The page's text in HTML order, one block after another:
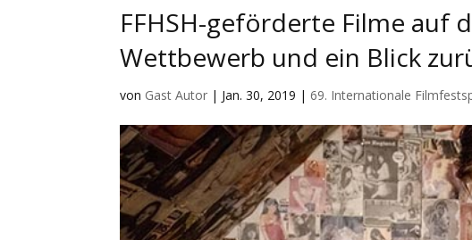
FFHSH-geförderte Filme auf
Wettbewerb und ein Blick
von Gast Autor | Jan. 30, 2019 |69. Internationale